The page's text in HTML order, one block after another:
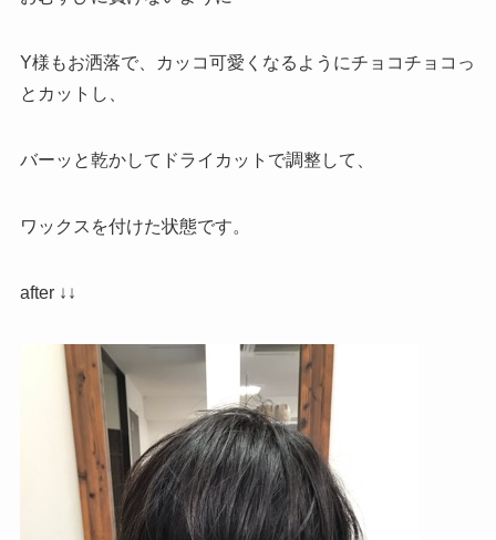
Y様もお洒落で、カッコ可愛くなるようにチョコチョコっ
とカットし、
バーッと乾かしてドライカットで調整して、
ワックスを付けた状態です。
after ↓↓